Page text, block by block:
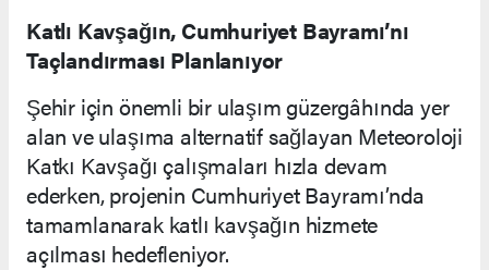
Katlı Kavşağın, Cumhuriyet Bayramı’nı
Taçlandırması Planlanıyor
Şehir için önemli bir ulaşım güzergâhında yer
alan ve ulaşıma alternatif sağlayan Meteoroloji
Katkı Kavşağı çalışmaları hızla devam
ederken, projenin Cumhuriyet Bayramı’nda
tamamlanarak katlı kavşağın hizmete
açılması hedefleniyor.